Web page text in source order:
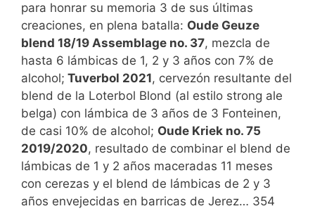
para honrar su memoria 3 de sus últimas
creaciones, en plena batalla: Oude Geuze
blend 18/19 Assemblage no. 37, mezcla de
hasta 6 lámbicas de 1, 2 y 3 años con 7% de
alcohol; Tuverbol 2021, cervezón resultante del
blend de la Loterbol Blond (al estilo strong ale
belga) con lámbica de 3 años de 3 Fonteinen,
de casi 10% de alcohol; Oude Kriek no. 75
2019/2020, resultado de combinar el blend de
lámbicas de 1 y 2 años maceradas 11 meses
con cerezas y el blend de lámbicas de 2 y 3
años envejecidas en barricas de Jerez… 354